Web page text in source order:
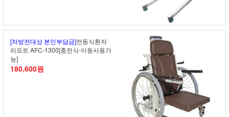
[처방전대상 본인부담금]전동식환자
리프트 AFC-1300[충전식-이동사용가
능]
180,600원